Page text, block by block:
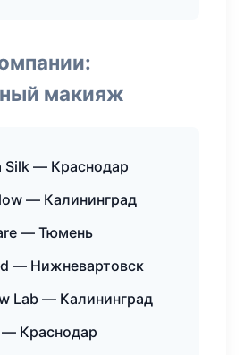
макияж
Silk — Краснодар
— Калининград
— Тюмень
— Нижневартовск
Lab — Калининград
Краснодар